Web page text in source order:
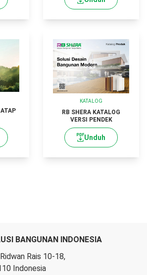
KATALOG
RB SHERA KATALOG
VERSI PENDEK
Unduh
BANGUNAN INDONESIA
Rais 10-18,
Indonesia